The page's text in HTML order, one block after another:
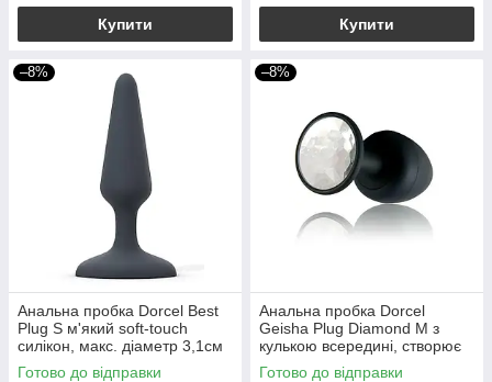
Купити Купити
–8%
Анальна пробка Dorcel Best
Plug S м'який soft-touch
силікон, макс. діаметр 3,1см
Готово до відправки
–8%
Анальна пробка Dorcel
Geisha Plug Diamond M з
кулькою всередині, створює
вібрації, макс. діам. 3,2см
Готово до відправки